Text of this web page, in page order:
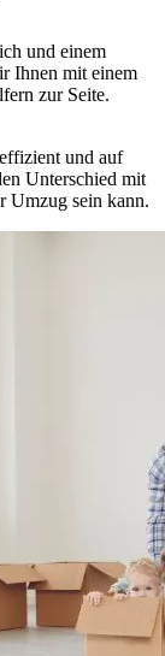
und einem
Ihnen mit einem
zur Seite.
und auf
Unterschied mit
Umzug sein kann.